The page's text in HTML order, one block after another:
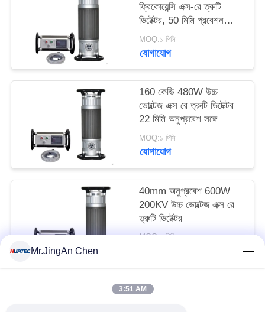
POLICY
ফ্রিকোয়েন্সি এক্স-রে ত্রুটি
ডিটেক্টর, 50 মিমি প্রবেশন
ক্ষমতা সহ
MOQ:১ পিসি
যোগাযোগ
160 কেভি 480W উচ্চ
ভোল্টেজ এক্স রে ত্রুটি ডিটেক্টর
22 মিমি অনুপ্রবেশ সঙ্গে
MOQ:১ পিসি
যোগাযোগ
40mm অনুপ্রবেশ 600W
200KV উচ্চ ভোল্টেজ এক্স রে
ত্রুটি ডিটেক্টর
MOQ:১ পিসি
Mr.JingAn Chen
3:51 AM